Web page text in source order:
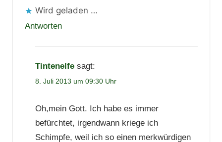
Wird geladen …
Antworten
Tintenelfe sagt:
8. Juli 2013 um 09:30 Uhr
Oh,mein Gott. Ich habe es immer
befürchtet, irgendwann kriege ich
Schimpfe, weil ich so einen merkwürdigen